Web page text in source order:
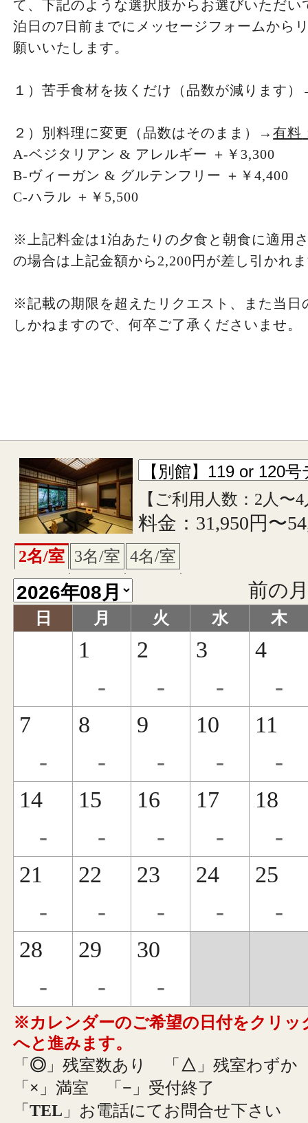
て、下記のような選択肢からお選びいただい
泊日の7日前までにメッセージフォームから
願いいたします。
１）苦手食材を抜くだけ（品数が減ります
２）別料理に変更（品数はそのまま）→有料
A-ベジタリアン & アレルギー ＋￥3,300
B-ヴィーガン & グルテンフリー ＋￥4,400
C-ハラル ＋￥5,500
※上記料金は1泊あたりの夕食と朝食に適用
の場合は上記金額から2,200円が差し引かれ
※記載の期限を超えたリクエスト、また当日
しかねますので、何卒ご了承くださいませ。
【ご利用人数：2人〜
料金：31,950円〜
2名/室 3名/室 4名/室
前の
日 月 火 水 木
1
-
2
-
3
-
4
-
7
-
8
-
9
-
10
-
11
-
14
-
15
-
16
-
17
-
18
-
21
-
22
-
23
-
24
-
25
-
28
-
29
-
30
-
※カレンダーのご希望の日付をクリッ
へと進みます。
「◎ 」残室数あり 「△ 」残室わずか
「× 」満室 「− 」受付終了
「TEL 」お電話にてお問合せ下さい